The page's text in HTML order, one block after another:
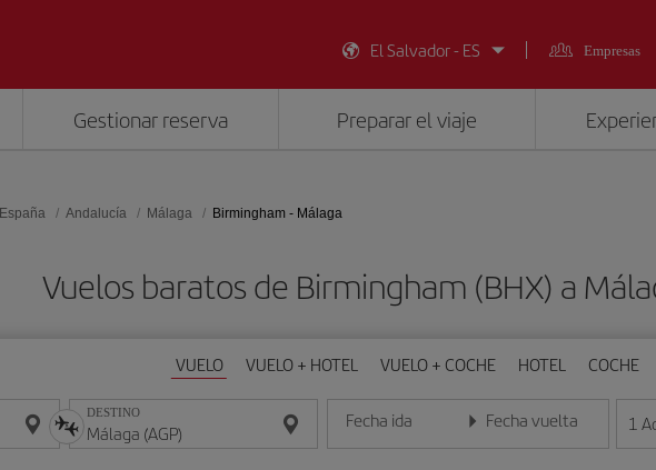
El Salvador - ES
Empresas
Gestionar reserva Preparar el viaje
España Andalucía Málaga Birmingham - Málaga
Vuelos baratos de Birmingham (BHX) a
VUELO VUELO + HOTEL VUELO + COCHE HOTEL COCHE
DESTINO Fecha ida
Introduce la fecha en formato día/mes/año
Fecha vuelta
Introduce la fecha en 1